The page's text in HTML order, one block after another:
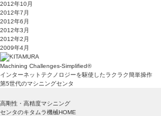
2012年10月
2012年7月
2012年6月
2012年3月
2012年2月
2009年4月
Machining Challenges-Simplified®
インターネットテクノロジーを駆使したラクラク簡単操作
第5世代のマシニングセンタ
高剛性・高精度マシニング
センタのキタムラ機械HOME